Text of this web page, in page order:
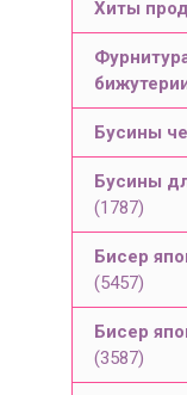
Хиты
Бусины
Бусины
(1787)
Бисер
(5457)
Бисер
(3587)